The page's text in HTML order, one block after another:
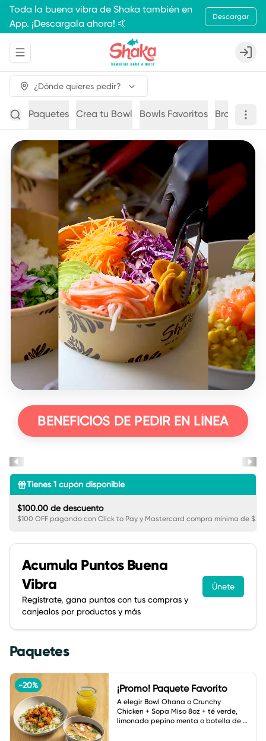
Toda la buena vibra de Shaka también en
App. ¡Descargala ahora! 🤙
Descargar
Abrir menu de navegación Login
¿Dónde quieres pedir?
Paquetes Crea tu Bowl Bowls Favoritos Brochetas
BENEFICIOS DE PEDIR EN LÍNEA
Tienes1 cupón disponible
$100.00 de descuento
$100 OFF pagando con Click to Pay y Mastercard compra mínima de
Acumula Puntos Buena
Vibra
Regístrate, gana puntos con tus compras y
canjealos por productos y más
Únete
Paquetes
-20% ¡Promo! Paquete Favorito
A elegir Bowl Ohana o Crunchy
Chicken + Sopa Miso 8oz + té verde,
limonada pepino menta o botella de